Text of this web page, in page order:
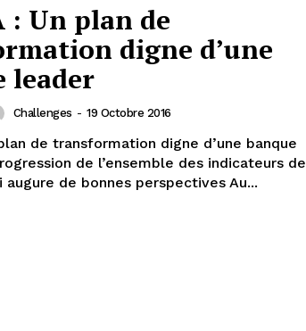
: Un plan de
digne d’une
leader
Challenges - 19 Octobre 2016
de transformation digne d’une banque
de l’ensemble des indicateurs de
augure de bonnes perspectives Au...